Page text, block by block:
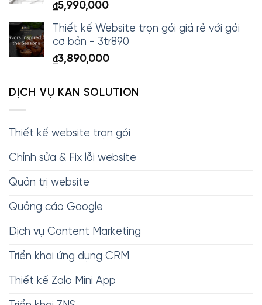
₫5,990,000
Thiết kế Website trọn gói giá rẻ với gói
cơ bản - 3tr890
₫3,890,000
DỊCH VỤ KAN SOLUTION
Thiết kế website trọn gói
Chỉnh sửa & Fix lỗi website
Quản trị website
Quảng cáo Google
Dịch vụ Content Marketing
Triển khai ứng dụng CRM
Thiết kế Zalo Mini App